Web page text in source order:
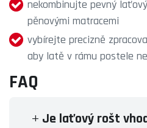
nekombinujte pevný
pěnovými matracemi
vybírejte precizně
aby latě v rámu postele
FAQ
Je laťový rošt